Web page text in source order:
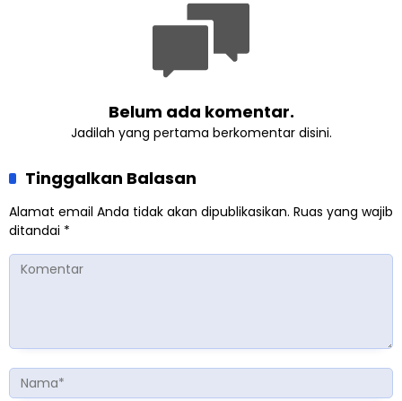
Belum ada komentar.
Jadilah yang pertama berkomentar disini.
Tinggalkan Balasan
Alamat email Anda tidak akan dipublikasikan. Ruas yang wajib
ditandai *